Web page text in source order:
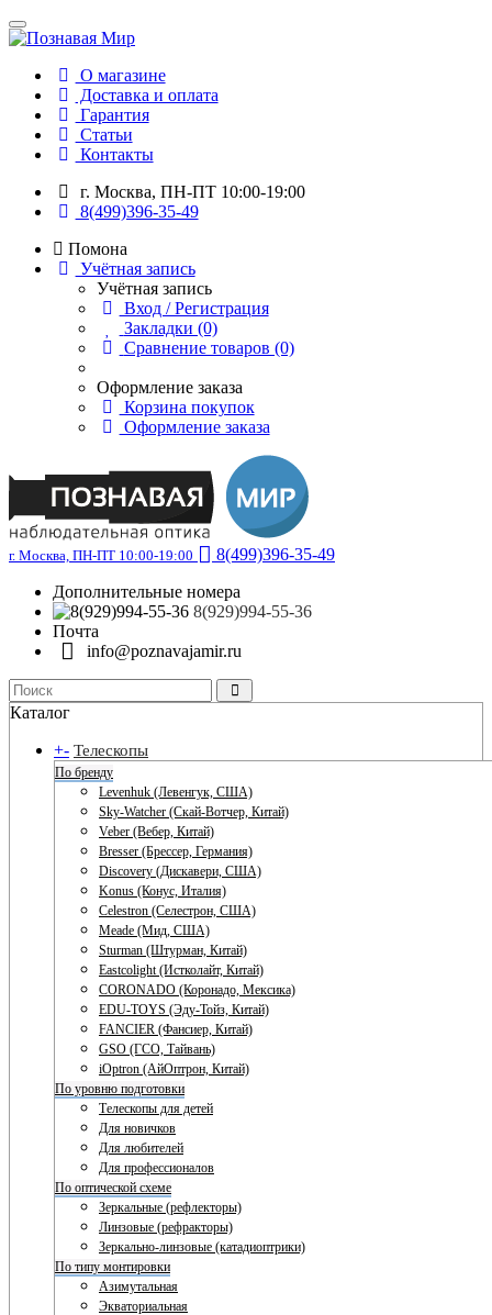
О магазине
Доставка и оплата
Гарантия
Статьи
Контакты
г. Москва, ПН-ПТ 10:00-19:00
8(499)396-35-49
Помона
Учётная запись
Учётная запись
Вход / Регистрация
Закладки (0)
Сравнение товаров (0)
Оформление заказа
Корзина покупок
Оформление заказа
г. Москва, ПН-ПТ 10:00-19:00
8(499)396-35-49
Дополнительные номера
8(929)994-55-36
Почта
info@poznavajamir.ru
Каталог
+- Телескопы
По бренду
Levenhuk (Левенгук, США)
Sky-Watcher (Скай-Вотчер, Китай)
Veber (Вебер, Китай)
Bresser (Брессер, Германия)
Discovery (Дискавери, США)
Konus (Конус, Италия)
Celestron (Селестрон, США)
Meade (Мид, США)
Sturman (Штурман, Китай)
Eastcolight (Истколайт, Китай)
CORONADO (Коронадо, Мексика)
EDU-TOYS (Эду-Тойз, Китай)
FANCIER (Фансиер, Китай)
GSO (ГСО, Тайвань)
iOptron (АйОптрон, Китай)
По уровню подготовки
Телескопы для детей
Для новичков
Для любителей
Для профессионалов
По оптической схеме
Зеркальные (рефлекторы)
Линзовые (рефракторы)
Зеркально-линзовые (катадиоптрики)
По типу монтировки
Азимутальная
Экваториальная